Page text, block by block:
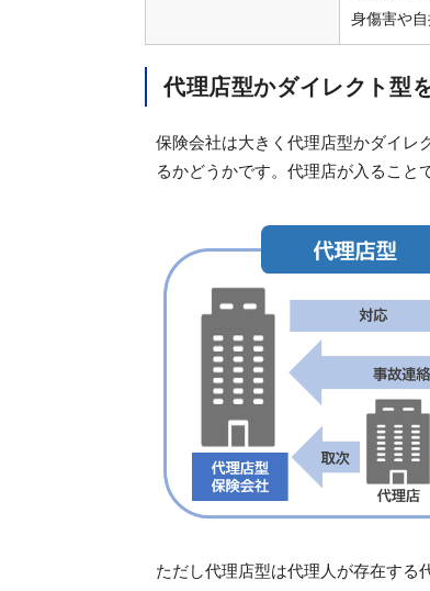
身傷害や自
代理店型かダイレクト型
保険会社は大きく代理店型かダイレ
るかどうかです。代理店が入ること
ただし代理店型は代理人が存在する